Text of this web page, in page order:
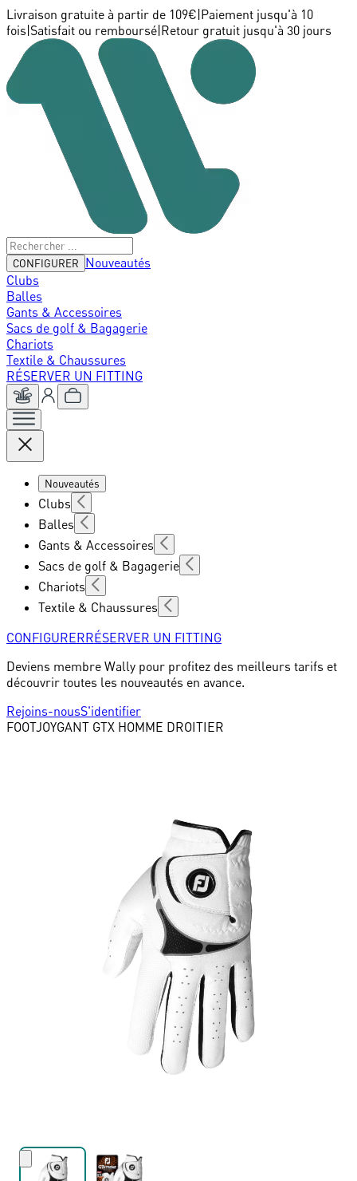
Livraison gratuite à partir de 109€ Paiement jusqu'à 10
fois Satisfait ou remboursé Retour gratuit jusqu'à 30 jours
CONFIGURER
Nouveautés
Clubs
Balles
Gants & Accessoires
Sacs de golf & Bagagerie
Chariots
Textile & Chaussures
RÉSERVER UN FITTING
Nouveautés
Clubs
Balles
Gants & Accessoires
Sacs de golf & Bagagerie
Chariots
Textile & Chaussures
CONFIGURERRÉSERVER UN FITTING
Deviens membre Wally pour profitez des meilleurs tarifs et
découvrir toutes les nouveautés en avance.
Rejoins-nousS'identifier
FOOTJOYGANT GTX HOMME DROITIER